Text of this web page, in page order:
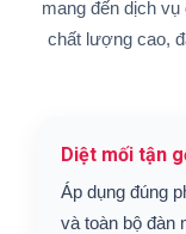
mang đến dịch vụ
chất lượng cao,
Diệt mối tận
Áp dụng đúng
và toàn bộ đàn